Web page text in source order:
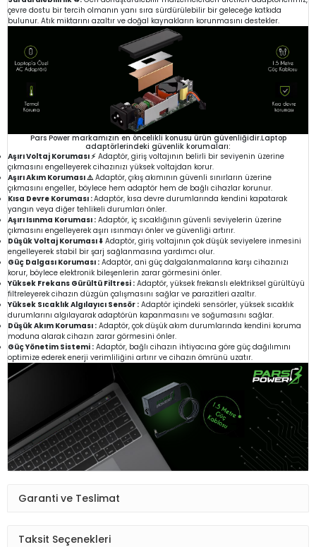
çevre dostu bir tercih olmanın yanı sıra sürdürülebilir bir geleceğe katkıda
bulunur. Atık miktarını azaltır ve doğal kaynakların korunmasını destekler.
Pars Power markamızın en öncelikli konusu ürün güvenliğidir.Laptop
adaptörlerindeki güvenlik korumaları:
Aşırı Voltaj Koruması ⚡ Adaptör, giriş voltajının belirli bir seviyenin üzerine
çıkmasını engelleyerek cihazınızı yüksek voltajdan korur.
Aşırı Akım Koruması ⚠️Adaptör, çıkış akımının güvenli sınırların üzerine
çıkmasını engeller, böylece hem adaptör hem de bağlı cihazlar korunur.
Kısa Devre Koruması :Adaptör, kısa devre durumlarında kendini kapatarak
yangın veya diğer tehlikeli durumları önler.
Aşırı Isınma Koruması : Adaptör, iç sıcaklığının güvenli seviyelerin üzerine
çıkmasını engelleyerek aşırı ısınmayı önler ve güvenliği artırır.
Düşük Voltaj Koruması ⬇️ Adaptör, giriş voltajının çok düşük seviyelere inmesini
engelleyerek stabil bir şarj sağlanmasına yardımcı olur.
Güç Dalgası Koruması : Adaptör, ani güç dalgalanmalarına karşı cihazınızı
korur, böylece elektronik bileşenlerin zarar görmesini önler.
Yüksek Frekans Gürültü Filtresi : Adaptör, yüksek frekanslı elektriksel gürültüyü
filtreleyerek cihazın düzgün çalışmasını sağlar ve parazitleri azaltır.
Yüksek Sıcaklık Algılayıcı Sensör : Adaptör içindeki sensörler, yüksek sıcaklık
durumlarını algılayarak adaptörün kapanmasını ve soğumasını sağlar.
Düşük Akım Koruması : Adaptör, çok düşük akım durumlarında kendini koruma
moduna alarak cihazın zarar görmesini önler.
Güç Yönetim Sistemi : Adaptör, bağlı cihazın ihtiyacına göre güç dağılımını
optimize ederek enerji verimliliğini artırır ve cihazın ömrünü uzatır.
Garanti ve Teslimat
Taksit Seçenekleri